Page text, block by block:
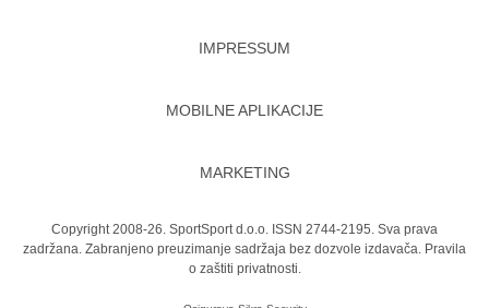
IMPRESSUM
MOBILNE APLIKACIJE
MARKETING
Copyright 2008-26. SportSport d.o.o. ISSN 2744-2195. Sva prava
zadržana. Zabranjeno preuzimanje sadržaja bez dozvole izdavača. Pravila
o zaštiti privatnosti.